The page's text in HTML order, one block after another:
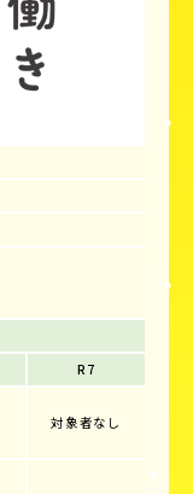
R7
対象者なし